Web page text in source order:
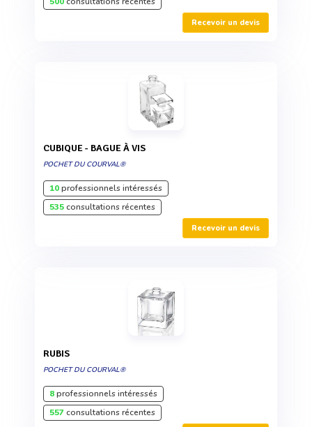
Recevoir un devis
CUBIQUE - BAGUE À VIS
POCHET DU COURVAL®
10professionnels intéressés
535consultations récentes
Recevoir un devis
RUBIS
POCHET DU COURVAL®
8professionnels intéressés
557consultations récentes